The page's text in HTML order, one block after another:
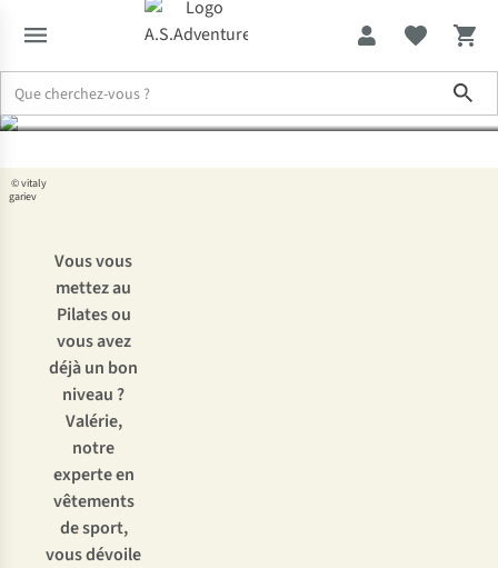
Pilates ?
© vitaly
gariev
Vous vous
mettez au
Pilates ou
vous avez
déjà un bon
niveau ?
Valérie,
notre
experte en
vêtements
de sport,
vous dévoile